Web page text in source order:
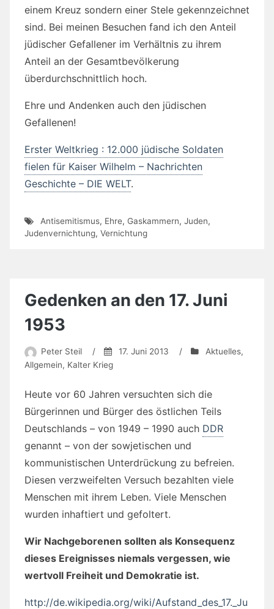
einem Kreuz sondern einer Stele gekennzeichnet
sind. Bei meinen Besuchen fand ich den Anteil
jüdischer Gefallener im Verhältnis zu ihrem
Anteil an der Gesamtbevölkerung
überdurchschnittlich hoch.
Ehre und Andenken auch den jüdischen
Gefallenen!
Erster Weltkrieg : 12.000 jüdische Soldaten
fielen für Kaiser Wilhelm – Nachrichten
Geschichte – DIE WELT.
Antisemitismus, Ehre, Gaskammern, Juden,
Judenvernichtung, Vernichtung
Gedenken an den 17. Juni
1953
Peter Steil / 17. Juni 2013 / Aktuelles,
Allgemein, Kalter Krieg
Heute vor 60 Jahren versuchten sich die
Bürgerinnen und Bürger des östlichen Teils
Deutschlands – von 1949 – 1990 auch DDR
genannt – von der sowjetischen und
kommunistischen Unterdrückung zu befreien.
Diesen verzweifelten Versuch bezahlten viele
Menschen mit ihrem Leben. Viele Menschen
wurden inhaftiert und gefoltert.
Wir Nachgeborenen sollten als Konsequenz
dieses Ereignisses niemals vergessen, wie
wertvoll Freiheit und Demokratie ist.
http://de.wikipedia.org/wiki/Aufstand_des_17._Ju